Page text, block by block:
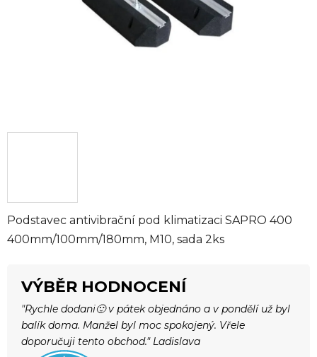
Podstavec antivibrační pod klimatizaci SAPRO 400
400mm/100mm/180mm, M10, sada 2ks
VÝBĚR HODNOCENÍ
"Rychle dodani🙂 v pátek objednáno a v pondělí už byl
balík doma. Manžel byl moc spokojený. Vřele
doporučuji tento obchod." Ladislava